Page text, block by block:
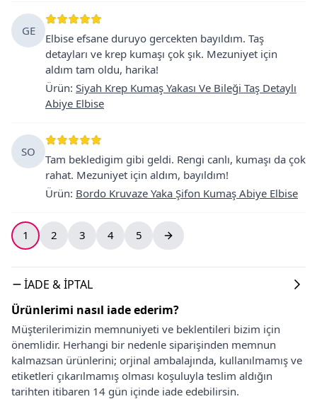
GE
Elbise efsane duruyo gercekten bayıldım. Taş
detayları ve krep kumaşı çok şık. Mezuniyet için
aldım tam oldu, harika!
Ürün: Siyah Krep Kumaş Yakası Ve Bileği Taş Detaylı
Abiye Elbise
SO
Tam bekledigim gibi geldi. Rengi canlı, kumaşı da çok
rahat. Mezuniyet için aldım, bayıldım!
Ürün: Bordo Kruvaze Yaka Şifon Kumaş Abiye Elbise
1 2 3 4 5
İADE & İPTAL
Ürünlerimi nasıl iade ederim?
Müşterilerimizin memnuniyeti ve beklentileri bizim için
önemlidir. Herhangi bir nedenle siparişinden memnun
kalmazsan ürünlerini; orjinal ambalajında, kullanılmamış ve
etiketleri çıkarılmamış olması koşuluyla teslim aldığın
tarihten itibaren 14 gün içinde iade edebilirsin.